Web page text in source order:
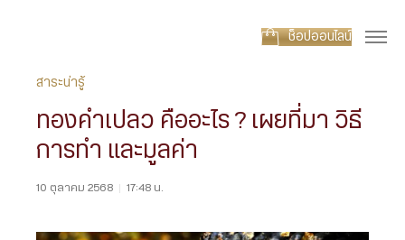
ช็อปออนไลน์
สาระน่ารู้
ทองคำเปลว คืออะไร ? เผยที่มา วิธี
การทำ และมูลค่า
10 ตุลาคม 2568 | 17:48 น.